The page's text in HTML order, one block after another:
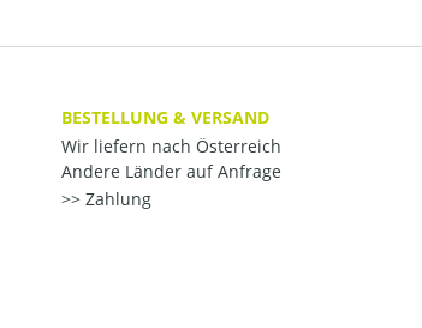
BESTELLUNG & VERSAND
Wir liefern nach Österreich
Andere Länder auf Anfrage
Zahlung